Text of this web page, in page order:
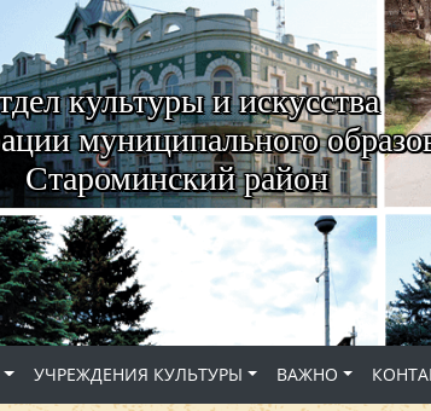
культуры и искусства
муниципального
Староминский район
УЧРЕЖДЕНИЯ КУЛЬТУРЫ ВАЖНО